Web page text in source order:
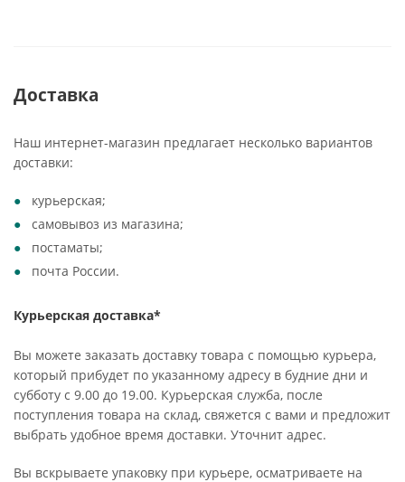
Доставка
Наш интернет-магазин предлагает несколько вариантов
доставки:
курьерская;
самовывоз из магазина;
постаматы;
почта России.
Курьерская доставка*
Вы можете заказать доставку товара с помощью курьера,
который прибудет по указанному адресу в будние дни и
субботу с 9.00 до 19.00. Курьерская служба, после
поступления товара на склад, свяжется с вами и предложит
выбрать удобное время доставки. Уточнит адрес.
Вы вскрываете упаковку при курьере, осматриваете на